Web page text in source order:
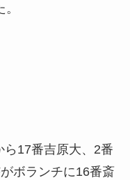
17番吉原大、2番
ボランチに16番斎